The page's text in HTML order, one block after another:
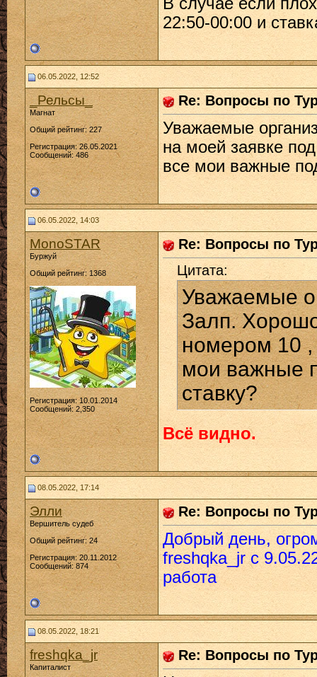
В случае если
22:50-00:00 и
06.05.2022, 12:52
_Рельсы_
Магнат
Общий рейтинг: 227
Регистрация: 26.05.2021
Сообщений: 486
Re: Вопросы по
Уважаемые
на моей заявке
все мои важные
06.05.2022, 14:03
MonoSTAR
Буржуй
Общий рейтинг: 1368
Регистрация: 10.01.2014
Сообщений: 2,350
Re: Вопросы по
Цитата:
Уважаемые
Залп.
номером 10 ,
мои важные
ставку?
Всё видно.
08.05.2022, 17:14
Элли
Вершитель судеб
Общий рейтинг: 24
Регистрация: 20.11.2012
Сообщений: 874
Re: Вопросы по
Добрый день,
freshqka_jr с
работа
08.05.2022, 18:21
freshqka_jr
Капиталист
Re: Вопросы по